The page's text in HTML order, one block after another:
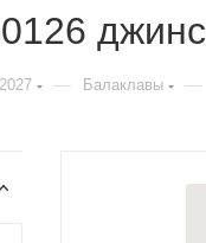
джинс
— Балаклавы —